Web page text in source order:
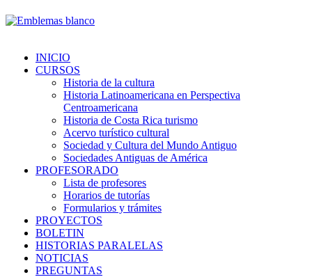
INICIO
CURSOS
Historia de la cultura
Historia Latinoamericana en Perspectiva
Centroamericana
Historia de Costa Rica turismo
Acervo turístico cultural
Sociedad y Cultura del Mundo Antiguo
Sociedades Antiguas de América
PROFESORADO
Lista de profesores
Horarios de tutorías
Formularios y trámites
PROYECTOS
BOLETIN
HISTORIAS PARALELAS
NOTICIAS
PREGUNTAS